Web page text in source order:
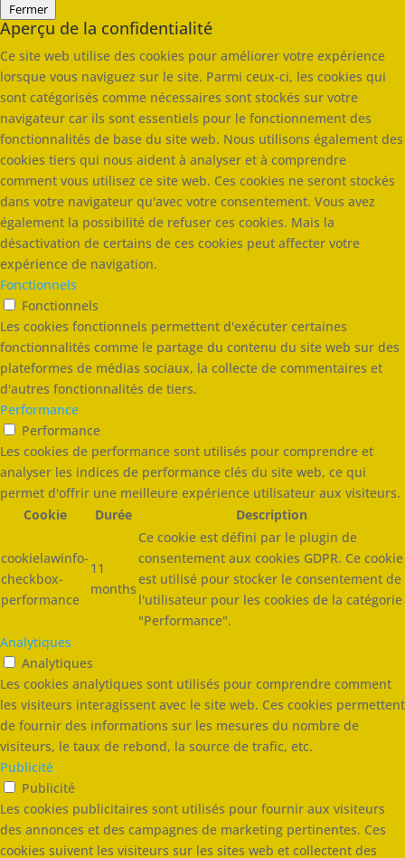
Fermer
Aperçu de la confidentialité
Ce site web utilise des cookies pour améliorer votre expérience
lorsque vous naviguez sur le site. Parmi ceux-ci, les cookies qui
sont catégorisés comme nécessaires sont stockés sur votre
navigateur car ils sont essentiels pour le fonctionnement des
fonctionnalités de base du site web. Nous utilisons également des
cookies tiers qui nous aident à analyser et à comprendre
comment vous utilisez ce site web. Ces cookies ne seront stockés
dans votre navigateur qu'avec votre consentement. Vous avez
également la possibilité de refuser ces cookies. Mais la
désactivation de certains de ces cookies peut affecter votre
expérience de navigation.
Fonctionnels
Fonctionnels
Les cookies fonctionnels permettent d'exécuter certaines
fonctionnalités comme le partage du contenu du site web sur des
plateformes de médias sociaux, la collecte de commentaires et
d'autres fonctionnalités de tiers.
Performance
Performance
Les cookies de performance sont utilisés pour comprendre et
analyser les indices de performance clés du site web, ce qui
permet d'offrir une meilleure expérience utilisateur aux visiteurs.
Cookie
Durée Description
cookielawinfo-
checkbox-
performance
11
months
Ce cookie est défini par le plugin de
consentement aux cookies GDPR. Ce cookie
est utilisé pour stocker le consentement de
l'utilisateur pour les cookies de la catégorie
"Performance".
Analytiques
Analytiques
Les cookies analytiques sont utilisés pour comprendre comment
les visiteurs interagissent avec le site web. Ces cookies permettent
de fournir des informations sur les mesures du nombre de
visiteurs, le taux de rebond, la source de trafic, etc.
Publicité
Publicité
Les cookies publicitaires sont utilisés pour fournir aux visiteurs
des annonces et des campagnes de marketing pertinentes. Ces
cookies suivent les visiteurs sur les sites web et collectent des